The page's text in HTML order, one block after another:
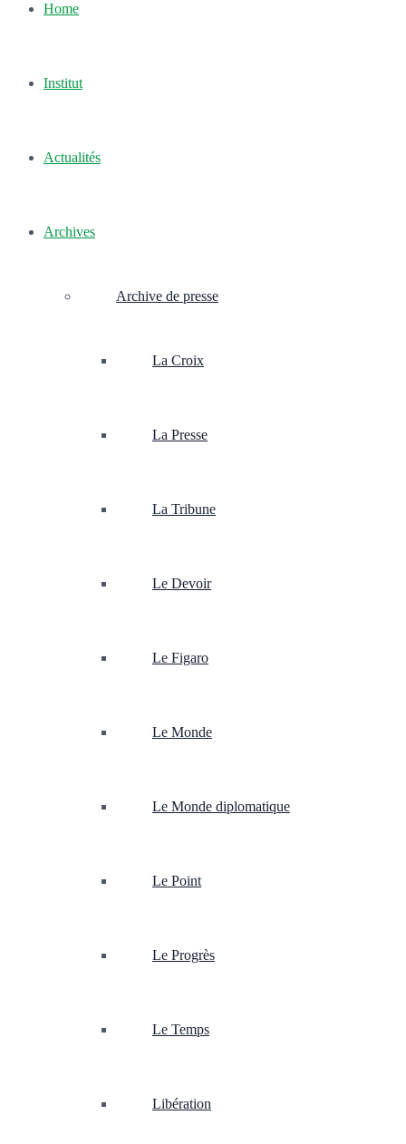
Home
Institut
Actualités
Archives
Archive de presse
La Croix
La Presse
La Tribune
Le Devoir
Le Figaro
Le Monde
Le Monde diplomatique
Le Point
Le Progrès
Le Temps
Libération